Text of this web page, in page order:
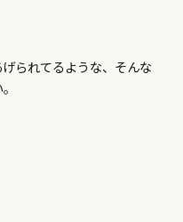
られてるような、そんな